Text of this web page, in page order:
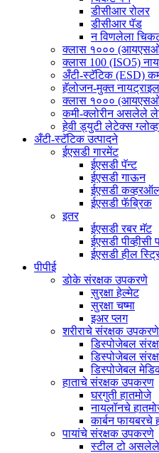
डीसीआर रोलर
डीसीआर पॅड
न विणलेला
क्लास १०००
क्लास 100 (ISO5)
अँटी-स्टॅटिक (ESD)
हॅलोजन-मुक्त
क्लास १०००
कमी-क्लोरीन असलेले
हेवी ड्युटी लेटेक्स
अँटी-स्टॅटिक उत्पादने
ईएसडी गारमेंट
ईएसडी पॅन्ट
ईएसडी गाऊन
ईएसडी
ईएसडी फॅब्रिक
इतर
ईएसडी रबर मॅट
ईएसडी पीव्हीसी
ईएसडी हील
पीपीई
डोके संरक्षक उपकरणे
सुरक्षा हेल्मेट
सुरक्षा चष्मा
इअर प्लग
शरीराचे संरक्षक उपकरणे
डिस्पोजेबल
डिस्पोजेबल
डिस्पोजेबल
हाताचे संरक्षक उपकरण
घरगुती हातमोजे
नायलॉनचे
कार्बन फायबरचे
पायांचे संरक्षक उपकरणे
स्टील टो